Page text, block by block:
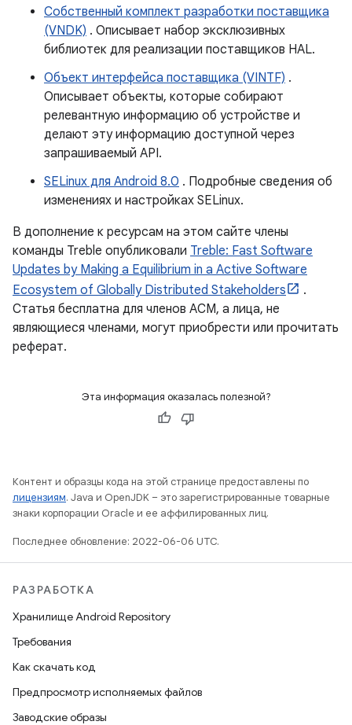
Собственный комплект разработки поставщика
(VNDK) . Описывает набор эксклюзивных
библиотек для реализации поставщиков HAL.
Объект интерфейса поставщика (VINTF) .
Описывает объекты, которые собирают
релевантную информацию об устройстве и
делают эту информацию доступной через
запрашиваемый API.
SELinux для Android 8.0 . Подробные сведения об
изменениях и настройках SELinux.
В дополнение к ресурсам на этом сайте члены
команды Treble опубликовали Treble: Fast Software
Updates by Making a Equilibrium in a Active Software
Ecosystem of Globally Distributed Stakeholders
.
Статья бесплатна для членов ACM, а лица, не
являющиеся членами, могут приобрести или прочитать
реферат.
Эта информация оказалась полезной?
Контент и образцы кода на этой странице предоставлены по
лицензиям. Java и OpenJDK – это зарегистрированные товарные
знаки корпорации Oracle и ее аффилированных лиц.
Последнее обновление: 2022-06-06 UTC.
РАЗРАБОТКА
Хранилище Android Repository
Требования
Как скачать код
Предпросмотр исполняемых файлов
Заводские образы